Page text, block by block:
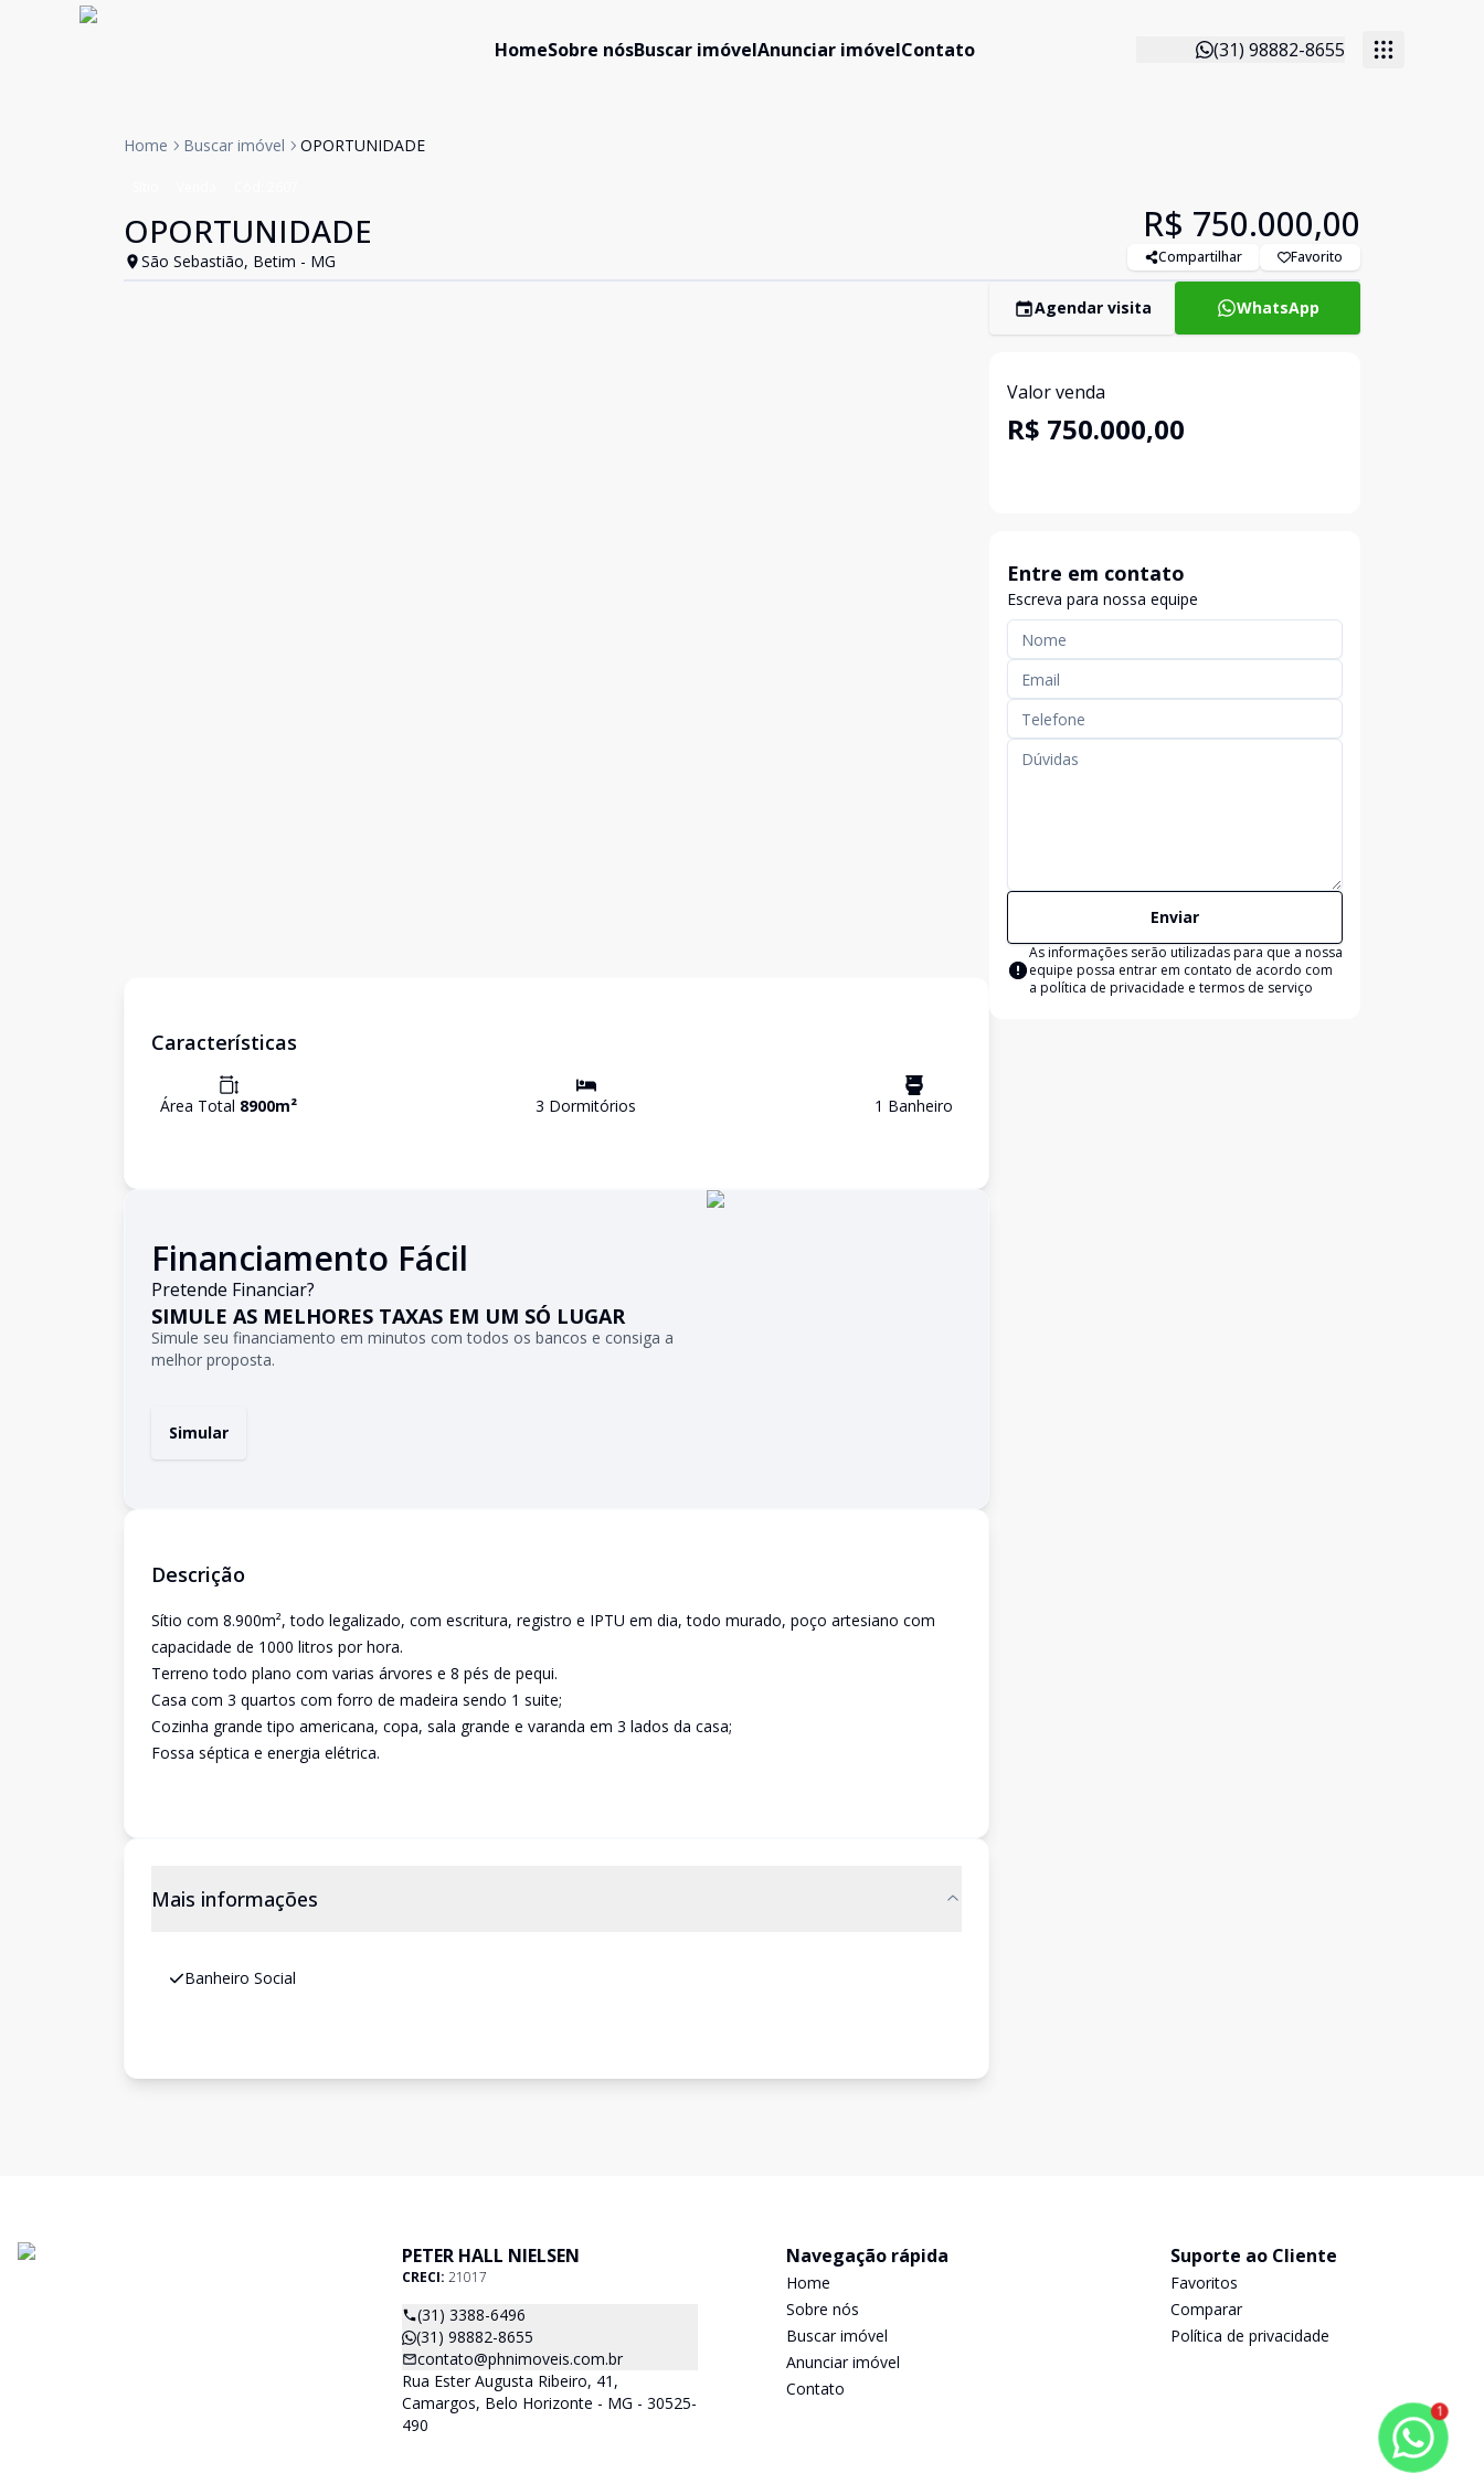
HomeSobre nósBuscar imóvelAnunciar imóvelContato (31) 98882-8655
Home Buscar imóvel OPORTUNIDADE
OPORTUNIDADE
São Sebastião, Betim - MG
R$ 750.000,00
Compartilhar Favorito
Características
Área Total 8900m² 3 Dormitórios 1 Banheiro
Financiamento Fácil
Pretende Financiar?
SIMULE AS MELHORES TAXAS EM UM SÓ LUGAR
Simule seu financiamento em minutos com todos os bancos e consiga a
melhor proposta.
Simular
Descrição
Sítio com 8.900m², todo legalizado, com escritura, registro e IPTU em dia, todo murado, poço artesiano com
capacidade de 1000 litros por hora.
Terreno todo plano com varias árvores e 8 pés de pequi.
Casa com 3 quartos com forro de madeira sendo 1 suite;
Cozinha grande tipo americana, copa, sala grande e varanda em 3 lados da casa;
Fossa séptica e energia elétrica.
Mais informações
Banheiro Social
Agendar visita WhatsApp
Valor venda
R$ 750.000,00
Entre em contato
Escreva para nossa equipe
Enviar
As informações serão utilizadas para que a nossa
equipe possa entrar em contato de acordo com
a política de privacidade e termos de serviço
PETER HALL NIELSEN
CRECI: 21017
(31) 3388-6496
(31) 98882-8655
contato@phnimoveis.com.br
Rua Ester Augusta Ribeiro, 41,
Camargos, Belo Horizonte - MG - 30525-
490
Navegação rápida
Home
Sobre nós
Buscar imóvel
Anunciar imóvel
Contato
Suporte ao Cliente
Favoritos
Comparar
Política de privacidade
1